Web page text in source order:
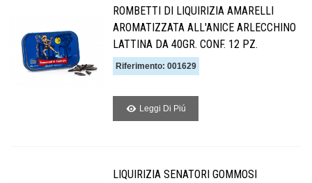
ROMBETTI DI LIQUIRIZIA AMARELLI
AROMATIZZATA ALL'ANICE ARLECCHINO
LATTINA DA 40GR. CONF. 12 PZ.
Riferimento: 001629
Leggi Di Piú
LIQUIRIZIA SENATORI GOMMOSI